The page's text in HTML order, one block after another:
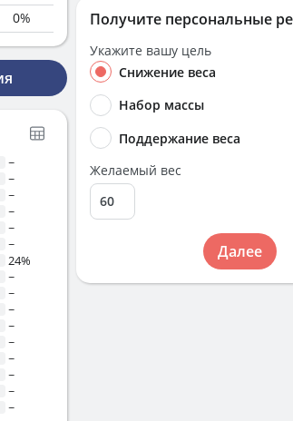
0%
~
~
~
~
~
~
24%
~
~
~
~
~
~
~
~
~
Получите персональные
Укажите вашу цель
Снижение веса
Набор массы
Поддержание веса
Желаемый вес
Далее